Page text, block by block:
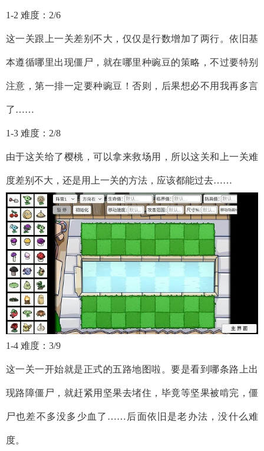
1-2 难度：2/6
这一关跟上一关差别不大，仅仅是行数增加了两行。依旧基
本遵循哪里出现僵尸，就在哪里种豌豆的策略，不过要特别
注意，第一排一定要种豌豆！否则，后果想必不用我再多言
了……
1-3 难度：2/8
由于这关给了樱桃，可以拿来救场用，所以这关和上一关难
度差别不大，还是用上一关的方法，应该都能过去……
1-4 难度：3/9
这一关一开始就是正式的五路地图啦。要是看到哪条路上出
现路障僵尸，就赶紧用坚果去堵住，毕竟等坚果被啃完，僵
尸也差不多没多少血了……后面依旧是老办法，没什么难
度。